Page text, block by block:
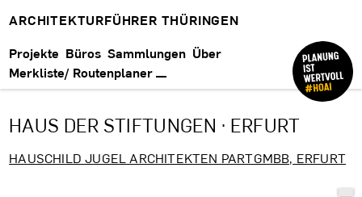
ARCHITEKTURFÜHRER THÜRINGEN
Projekte Büros Sammlungen Über
Merkliste/ Routenplaner
HAUS DER STIFTUNGEN · ERFURT
HAUSCHILD JUGEL ARCHITEKTEN PARTGMBB, ERFURT